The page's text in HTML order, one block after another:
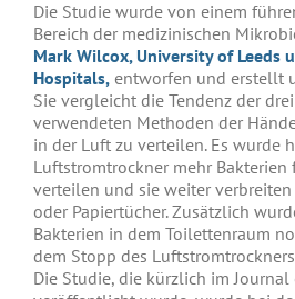
Die Studie wurde von einem
Bereich der medizinischen
Mark Wilcox, University of Leeds
Hospitals, entworfen und erstellt
Sie vergleicht die Tendenz der
verwendeten Methoden der
in der Luft zu verteilen. Es wurde
Luftstromtrockner mehr Bakterien
verteilen und sie weiter
oder Papiertücher. Zusätzlich
Bakterien in dem Toilettenraum
dem Stopp des
Die Studie, die kürzlich im